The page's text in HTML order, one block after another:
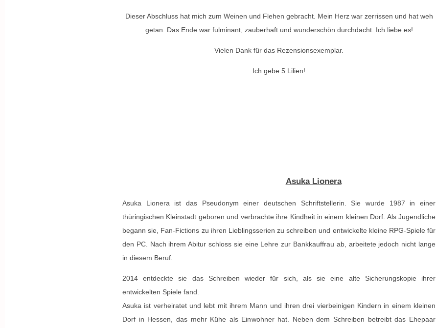
Dieser Abschluss hat mich zum Weinen und Flehen gebracht. Mein Herz war zerrissen und hat weh
getan. Das Ende war fulminant, zauberhaft und wunderschön durchdacht. Ich liebe es!
Vielen Dank für das Rezensionsexemplar.
Ich gebe 5 Lilien!
Asuka Lionera
Asuka Lionera ist das Pseudonym einer deutschen Schriftstellerin. Sie wurde 1987 in einer
thüringischen Kleinstadt geboren und verbrachte ihre Kindheit in einem kleinen Dorf. Als Jugendliche
begann sie, Fan-Fictions zu ihren Lieblingsserien zu schreiben und entwickelte kleine RPG-Spiele für
den PC. Nach ihrem Abitur schloss sie eine Lehre zur Bankkauffrau ab, arbeitete jedoch nicht lange
in diesem Beruf.
2014 entdeckte sie das Schreiben wieder für sich, als sie eine alte Sicherungskopie ihrer
entwickelten Spiele fand.
Asuka ist verheiratet und lebt mit ihrem Mann und ihren drei vierbeinigen Kindern in einem kleinen
Dorf in Hessen, das mehr Kühe als Einwohner hat. Neben dem Schreiben betreibt das Ehepaar